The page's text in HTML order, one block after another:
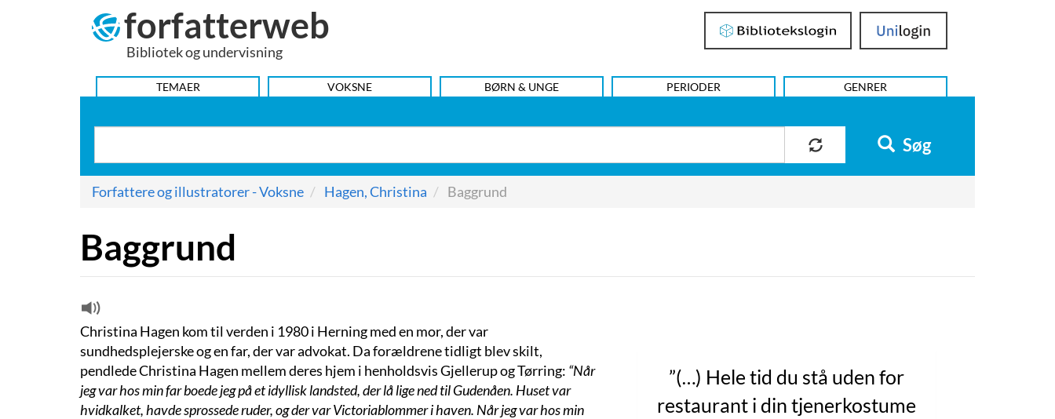
forfatterweb
Bibliotek og undervisning
Bibliotekslogin UniLogin
HOVEDMENU
TEMAER VOKSNE BØRN & UNGE PERIODER GENRER
Søg
Forfattere og illustratorer - Voksne Hagen, Christina Baggrund
Baggrund
”(…) Hele tid du stå uden for
restaurant i din tjenerkostume
Christina Hagen kom til verden i 1980 i Herning med en mor, der var
sundhedsplejerske og en far, der var advokat. Da forældrene tidligt blev skilt,
pendlede Christina Hagen mellem deres hjem i henholdsvis Gjellerup og Tørring: “Når
jeg var hos min far boede jeg på et idyllisk landsted, der lå lige ned til Gudenåen. Huset var
hvidkalket, havde sprossede ruder, og der var Victoriablommer i haven. Når jeg var hos min